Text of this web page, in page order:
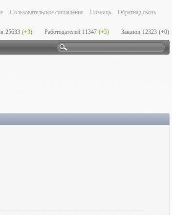
Пользовательское соглашение Помощь Обратная связь
25633 (+3) Работодателей:11347 (+5) Заказов:12323 (+0)